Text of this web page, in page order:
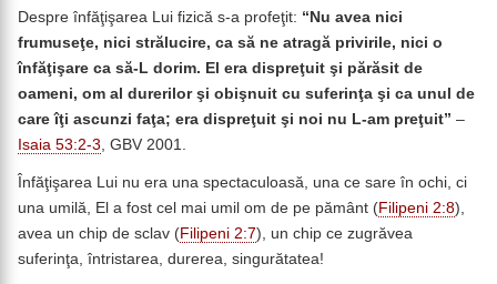
Despre înfăţişarea Lui fizică s-a profeţit: “Nu avea nici
frumuseţe, nici strălucire, ca să ne atragă privirile, nici o
înfăţişare ca să-L dorim. El era dispreţuit şi părăsit de
oameni, om al durerilor şi obişnuit cu suferinţa şi ca unul de
care îţi ascunzi faţa; era dispreţuit şi noi nu L-am preţuit” –
Isaia 53:2-3 , GBV 2001.
Înfăţişarea Lui nu era una spectaculoasă, una ce sare în ochi, ci
una umilă, El a fost cel mai umil om de pe pământ (Filipeni 2:8),
avea un chip de sclav (Filipeni 2:7), un chip ce zugrăvea
suferinţa, întristarea, durerea, singurătatea!